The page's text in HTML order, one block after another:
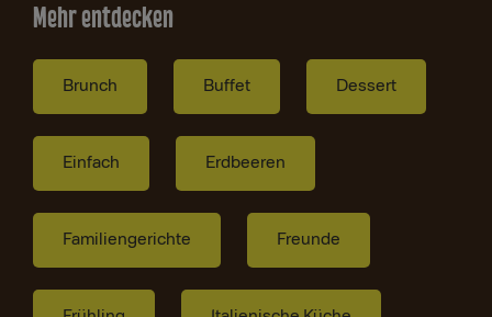
Mehr entdecken
Brunch Buffet Dessert
Einfach Erdbeeren
Familiengerichte Freunde